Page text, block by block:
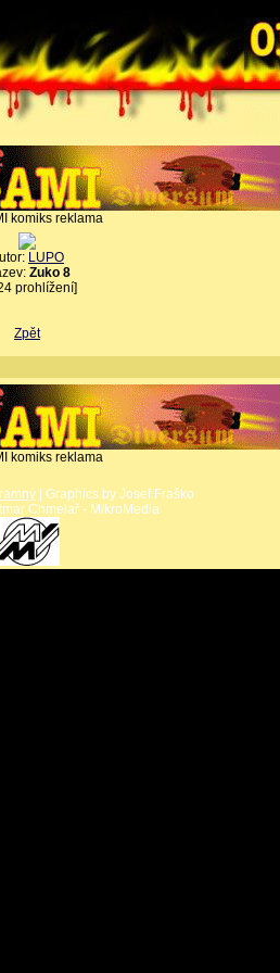
komiks reklama
LUPO
Zuko 8
prohlížení]
Zpět
komiks reklama
| Graphics by Josef Fraško
Chmelař - MikroMedia